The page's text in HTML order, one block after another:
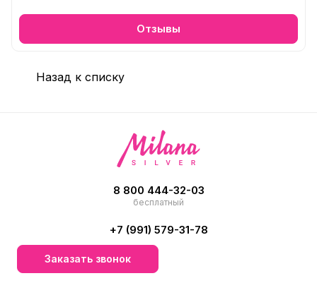
Отзывы
Назад к списку
8 800 444-32-03
бесплатный
+7 (991) 579-31-78
Заказать звонок